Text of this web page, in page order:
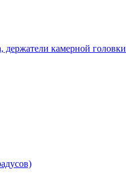
камерной головки